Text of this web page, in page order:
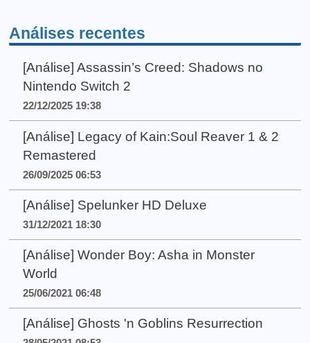
Análises recentes
[Análise] Assassin’s Creed: Shadows no
Nintendo Switch 2
22/12/2025 19:38
[Análise] Legacy of Kain:Soul Reaver 1 & 2
Remastered
26/09/2025 06:53
[Análise] Spelunker HD Deluxe
31/12/2021 18:30
[Análise] Wonder Boy: Asha in Monster
World
25/06/2021 06:48
[Análise] Ghosts 'n Goblins Resurrection